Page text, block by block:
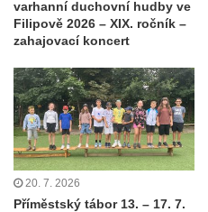
varhanní duchovní hudby ve
Filipově 2026 – XIX. ročník –
zahajovací koncert
20. 7. 2026
Příměstský tábor 13. – 17. 7.